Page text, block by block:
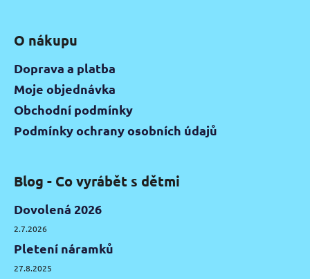
O nákupu
Doprava a platba
Moje objednávka
Obchodní podmínky
Podmínky ochrany osobních údajů
Blog - Co vyrábět s dětmi
Dovolená 2026
2.7.2026
Pletení náramků
27.8.2025